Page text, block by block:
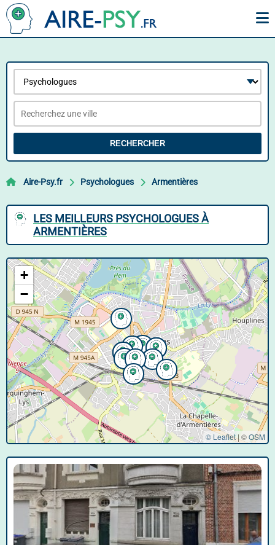
RECHERCHER
Aire-Psy.fr Psychologues Armentières
LES MEILLEURS PSYCHOLOGUES À
ARMENTIÈRES
+
−
© Leaflet| ©OSM